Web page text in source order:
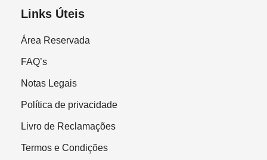
Links Úteis
Área Reservada
FAQ’s
Notas Legais
Política de privacidade
Livro de Reclamações
Termos e Condições